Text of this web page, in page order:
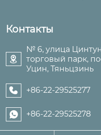
Контакты

№ 6, улица
торговый парк,
Уцин, Тяньцзинь
 +86-22-29525277
 +86-22-29525278